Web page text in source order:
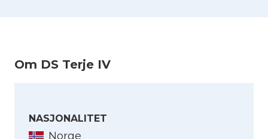
Om DS Terje IV
NASJONALITET
Norge